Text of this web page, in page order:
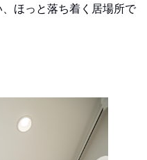
ほっと落ち着く居場所で